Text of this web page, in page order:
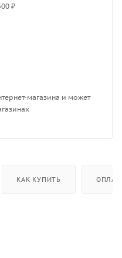
₽
магазина и может
КАК КУПИТЬ